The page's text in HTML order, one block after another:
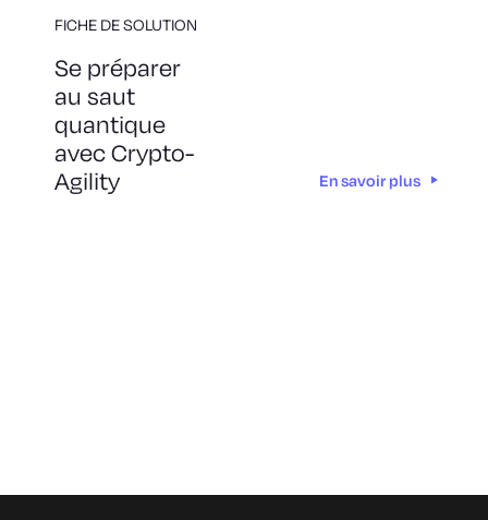
FICHE DE SOLUTION
Se préparer
au saut
quantique
avec Crypto-
Agility
En savoir plus